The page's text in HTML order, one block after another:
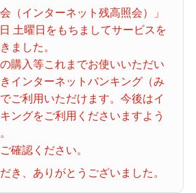
（インターネット残高照会）」
土曜日をもちましてサービスを
ました。
購入等これまでお使いいただい
インターネットバンキング（み
ご利用いただけます。今後はイ
ングをご利用くださいますよう
確認ください。
き、ありがとうございました。